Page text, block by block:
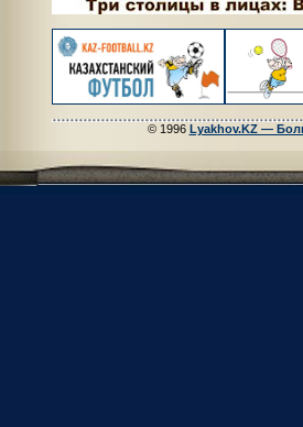
© 1996 Lyakhov.KZ —